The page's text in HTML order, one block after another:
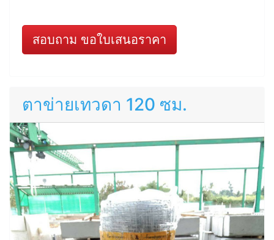
สอบถาม ขอใบเสนอราคา
ตาข่ายเทวดา 120 ซม.